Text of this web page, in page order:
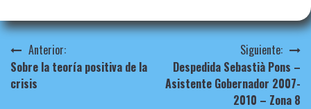
Navegación
de
Anterior:
Sobre la teoría positiva de la
crisis
Siguiente:
Despedida Sebastià Pons –
Asistente Gobernador 2007-
2010 – Zona 8